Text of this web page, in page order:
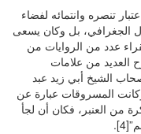
تنصره وانتمائه لفضاء
الجغرافي، بل وكان يسعى
عدد من الروايات من
العديد من علامات
الشيخ أبي زيد عبد
المسروقات عبارة عن
من العنبر، فكان أن لجأ